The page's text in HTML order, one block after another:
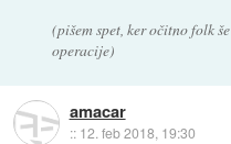
(pišem spet, ker očitno folk
operacije)
amacar
:: 12. feb 2018, 19:30